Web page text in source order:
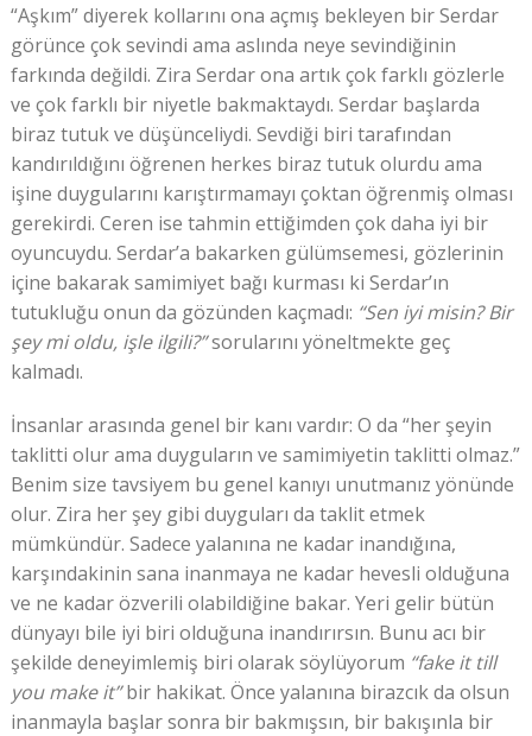
“Aşkım” diyerek kollarını ona açmış bekleyen bir Serdar
görünce çok sevindi ama aslında neye sevindiğinin
farkında değildi. Zira Serdar ona artık çok farklı gözlerle
ve çok farklı bir niyetle bakmaktaydı. Serdar başlarda
biraz tutuk ve düşünceliydi. Sevdiği biri tarafından
kandırıldığını öğrenen herkes biraz tutuk olurdu ama
işine duygularını karıştırmamayı çoktan öğrenmiş olması
gerekirdi. Ceren ise tahmin ettiğimden çok daha iyi bir
oyuncuydu. Serdar’a bakarken gülümsemesi, gözlerinin
içine bakarak samimiyet bağı kurması ki Serdar’ın
tutukluğu onun da gözünden kaçmadı: “Sen iyi misin? Bir
şey mi oldu, işle ilgili?”sorularını yöneltmekte geç
kalmadı.
İnsanlar arasında genel bir kanı vardır: O da “her şeyin
taklitti olur ama duyguların ve samimiyetin taklitti olmaz.”
Benim size tavsiyem bu genel kanıyı unutmanız yönünde
olur. Zira her şey gibi duyguları da taklit etmek
mümkündür. Sadece yalanına ne kadar inandığına,
karşındakinin sana inanmaya ne kadar hevesli olduğuna
ve ne kadar özverili olabildiğine bakar. Yeri gelir bütün
dünyayı bile iyi biri olduğuna inandırırsın. Bunu acı bir
şekilde deneyimlemiş biri olarak söylüyorum “fake it till
you make it”bir hakikat. Önce yalanına birazcık da olsun
inanmayla başlar sonra bir bakmışsın, bir bakışınla bir